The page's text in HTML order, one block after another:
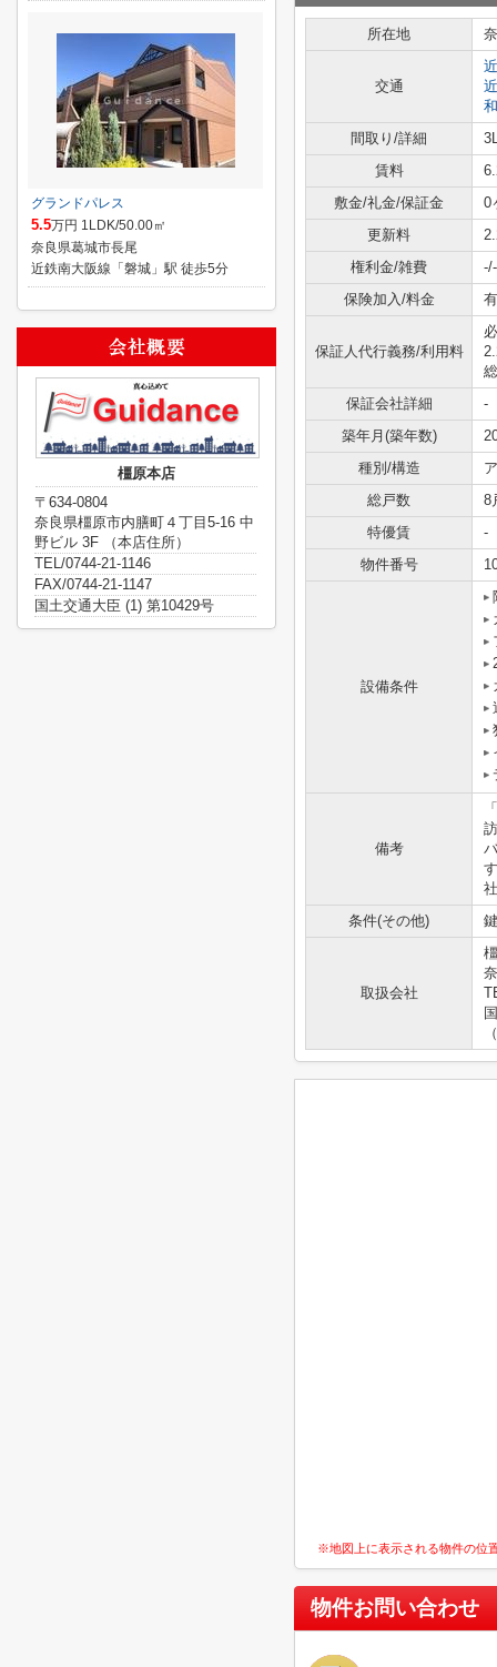
所在地
交通
間取り/詳細
賃料
敷金/礼金/保証金
0
更新料
権利金/雑費
-/-
保険加入/料金
保証人代行義務/利用料
保証会社詳細
-
築年月(築年数)
種別/構造
総戸数
8
特優賃
-
物件番号
設備条件
備考
条件(その他)
取扱会社
※地図上に表示される物件の位
物件お問い合わせ
グランドパレス
5.5万円 1LDK/50.00㎡
奈良県葛城市長尾
近鉄南大阪線「磐城」駅 徒歩5分
橿原本店
〒634-0804
奈良県橿原市内膳町４丁目5-16 中
野ビル 3F （本店住所）
TEL/0744-21-1146
FAX/0744-21-1147
国土交通大臣 (1) 第10429号